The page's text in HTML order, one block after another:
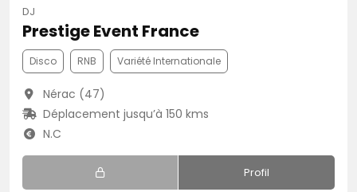
DJ
Prestige Event France
Disco RNB Variété Internationale
Nérac (47)
Déplacement jusqu’à 150 kms
N.C
Profil